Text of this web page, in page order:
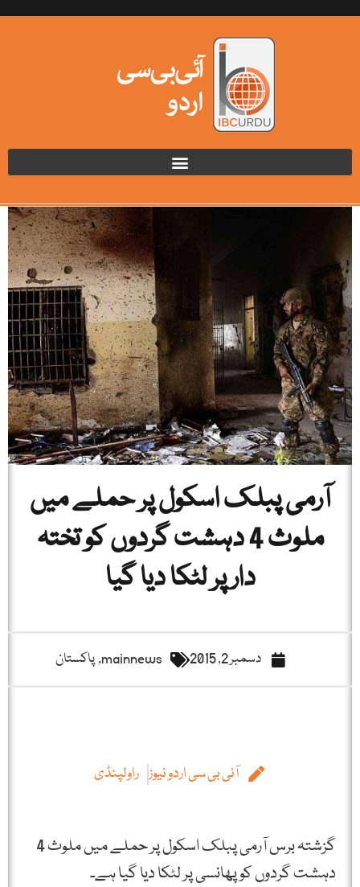
آرمی پبلک اسکول پر حملے میں
ملوث 4 دہشت گردوں کو تختہ
دار پر لٹکا دیا گیا
دسمبر 2, 2015 mainnews
,پاکستان
آئی بی سی اردو نیوز راولپنڈی
گزشتہ برس آرمی پبلک اسکول پر حملے میں ملوث 4
دہشت گردوں کو پھانسی پر لٹکا دیا گیا ہے۔